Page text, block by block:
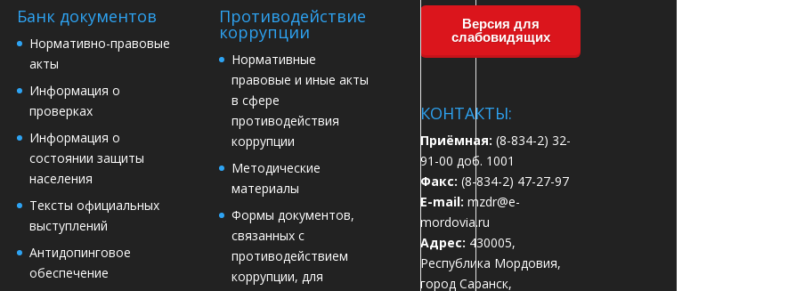
Банк документов
Нормативно-правовые
акты
Информация о
проверках
Информация о
состоянии защиты
населения
Тексты официальных
выступлений
Антидопинговое
обеспечение
Противодействие
коррупции
Нормативные
правовые и иные акты
в сфере
противодействия
коррупции
Методические
материалы
Формы документов,
связанных с
противодействием
коррупции, для
Версия для
слабовидящих
КОНТАКТЫ:
Приёмная: (8-834-2) 32-
91-00 доб. 1001
Факс: (8-834-2) 47-27-97
E-mail: mzdr@e-
mordovia.ru
Адрес: 430005,
Республика Мордовия,
город Саранск,